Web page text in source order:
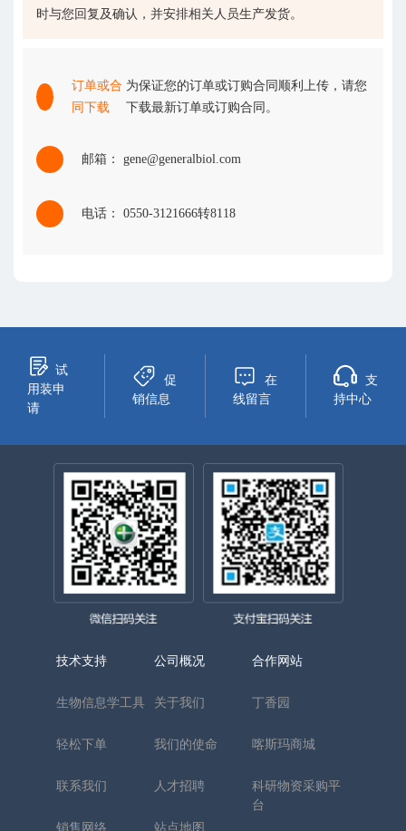
时与您回复及确认，并安排相关人员生产发货。
订单或合
同下载
为保证您的订单或订购合同顺利上传，请您
下载最新订单或订购合同。
邮箱： gene@generalbiol.com
电话： 0550-3121666转8118
试
用装申
请
促
销信息
在
线留言
支
持中心
技术支持
生物信息学工具
轻松下单
联系我们
销售网络
公司概况
关于我们
我们的使命
人才招聘
站点地图
合作网站
丁香园
喀斯玛商城
科研物资采购平
台